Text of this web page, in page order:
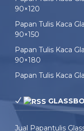
90×120
Papan Tulis Kaca
90×150
Papan Tulis Kaca
90×180
Papan Tulis Kaca
Jual Papantulis